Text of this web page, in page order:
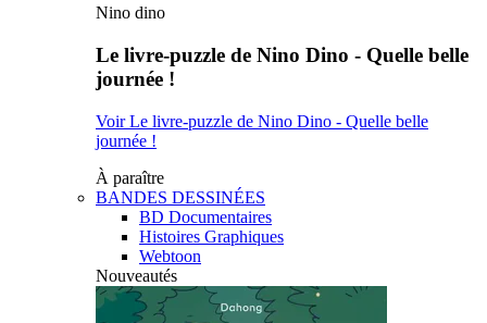
Nino dino
Le livre-puzzle de Nino Dino - Quelle belle
journée !
Voir Le livre-puzzle de Nino Dino - Quelle belle
journée !
À paraître
BANDES DESSINÉES
BD Documentaires
Histoires Graphiques
Webtoon
Nouveautés